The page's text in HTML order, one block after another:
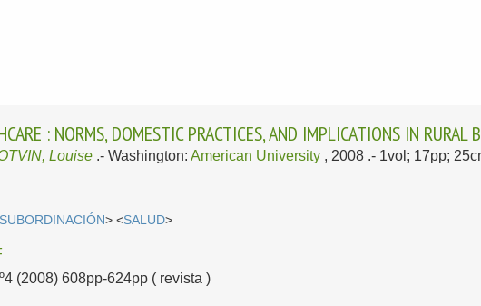
: NORMS, DOMESTIC PRACTICES, AND IMPLICATIONS IN RURAL
Louise .-Washington:American University , 2008 .- 1vol; 17pp;
SUBORDINACIÓN> <SALUD>
(2008) 608pp-624pp ( revista )